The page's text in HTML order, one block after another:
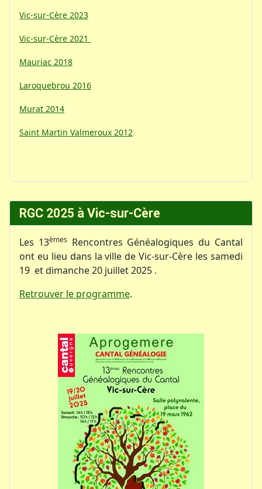
RGC 2025 à Vic-sur-Cère
Les 13èmes Rencontres Généalogiques du Cantal
ont eu lieu dans la ville de Vic-sur-Cère les samedi
19 et dimanche 20 juillet 2025 .
Retrouver le programme.
Vic-sur-Cère 2023
Vic-sur-Cère 2021
Mauriac 2018
Laroquebrou 2016
Murat 2014
Saint Martin Valmeroux 2012